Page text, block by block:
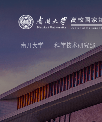
南开大学 科学技术研究部